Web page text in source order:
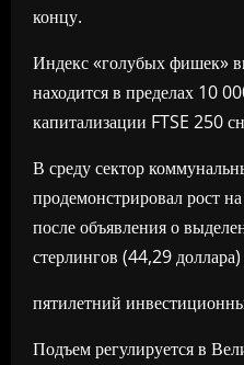
концу.
Индекс «голубых фишек»
находится в пределах 10
капитализации FTSE 250
В среду сектор
продемонстрировал рост
после объявления о
стерлингов (44,29 доллара)
пятилетний
Подъем регулируется в